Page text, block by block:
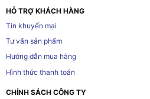
HỖ TRỢ KHÁCH HÀNG
Tin khuyến mại
Tư vấn sản phẩm
Hướng dẫn mua hàng
Hình thức thanh toán
CHÍNH SÁCH CÔNG TY